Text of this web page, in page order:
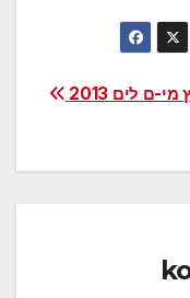
ם לים 2013